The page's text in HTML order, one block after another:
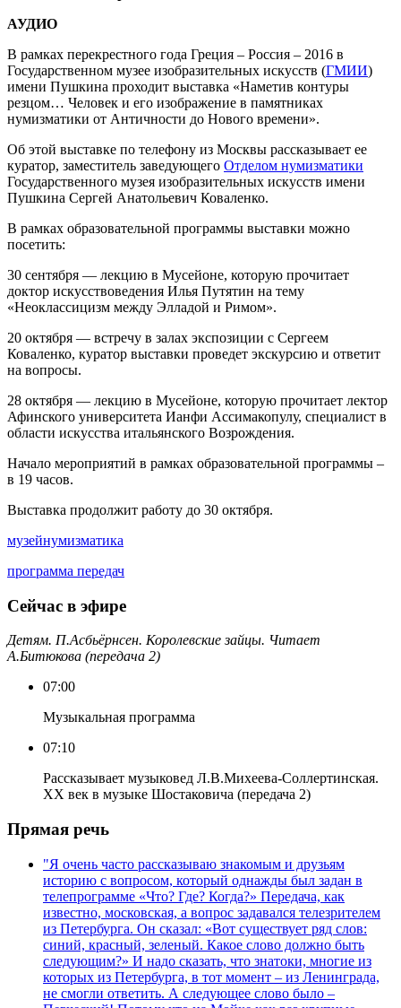
АУДИО
В рамках перекрестного года Греция – Россия – 2016 в
Государственном музее изобразительных искусств (ГМИИ)
имени Пушкина проходит выставка «Наметив контуры
резцом… Человек и его изображение в памятниках
нумизматики от Античности до Нового времени».
Об этой выставке по телефону из Москвы рассказывает ее
куратор, заместитель заведующего Отделом нумизматики
Государственного музея изобразительных искусств имени
Пушкина Сергей Анатольевич Коваленко.
В рамках образовательной программы выставки можно
посетить:
30 сентября — лекцию в Мусейоне, которую прочитает
доктор искусствоведения Илья Путятин на тему
«Неоклассицизм между Элладой и Римом».
20 октября — встречу в залах экспозиции с Сергеем
Коваленко, куратор выставки проведет экскурсию и ответит
на вопросы.
28 октября — лекцию в Мусейоне, которую прочитает лектор
Афинского университета Ианфи Ассимакопулу, специалист в
области искусства итальянского Возрождения.
Начало мероприятий в рамках образовательной программы –
в 19 часов.
Выставка продолжит работу до 30 октября.
музейнумизматика
программа передач
Сейчас в эфире
Детям. П.Асбьёрнсен. Королевские зайцы. Читает
А.Битюкова (передача 2)
07:00
Музыкальная программа
07:10
Рассказывает музыковед Л.В.Михеева-Соллертинская.
ХХ век в музыке Шостаковича (передача 2)
Прямая речь
"Я очень часто рассказываю знакомым и друзьям
историю с вопросом, который однажды был задан в
телепрограмме «Что? Где? Когда?» Передача, как
известно, московская, а вопрос задавался телезрителем
из Петербурга. Он сказал: «Вот существует ряд слов:
синий, красный, зеленый. Какое слово должно быть
следующим?» И надо сказать, что знатоки, многие из
которых из Петербурга, в тот момент – из Ленинграда,
не смогли ответить. А следующее слово было –